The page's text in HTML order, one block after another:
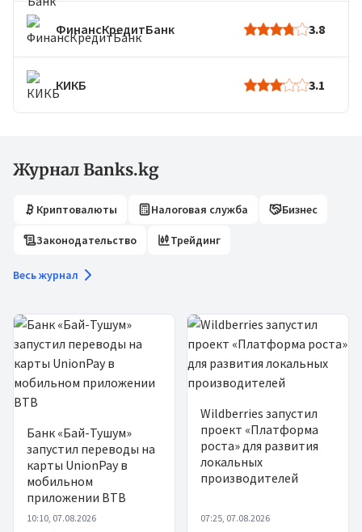
ФинансКредитБанк 3.8
КИКБ 3.1
Журнал Banks.kg
Криптовалюты Налоговая служба Бизнес
Законодательство Трейдинг
Весь журнал
Банк «Бай-Тушум»
запустил переводы на
карты UnionPay в
мобильном
приложении BTB
10:10, 07.08.2026
Wildberries запустил
проект «Платформа
роста» для развития
локальных
производителей
07:25, 07.08.2026